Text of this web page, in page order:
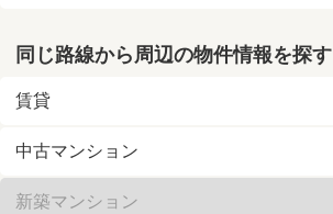
同じ路線から周辺の物件情報を探す
賃貸
中古マンション
新築マンション